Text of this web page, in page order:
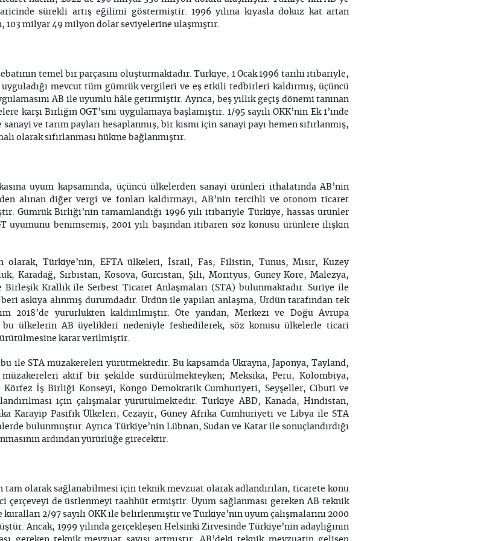
sürekli artış eğilimi göstermiştir. 1996 yılına kıyasla dokuz kat artan
103 milyar 49 milyon dolar seviyelerine ulaşmıştır.
temel bir parçasını oluşturmaktadır. Türkiye, 1 Ocak 1996 tarihi itibariyle,
mevcut tüm gümrük vergileri ve eş etkili tedbirleri kaldırmış, üçüncü
AB ile uyumlu hâle getirmiştir. Ayrıca, beş yıllık geçiş dönemi tanınan
karşı Birliğin OGT’sini uygulamaya başlamıştır. 1/95 sayılı OKK’nin Ek 1’inde
ve tarım payları hesaplanmış, bir kısmı için sanayi payı hemen sıfırlanmış,
olarak sıfırlanması hükme bağlanmıştır.
uyum kapsamında, üçüncü ülkelerden sanayi ürünleri ithalatında AB’nin
alınan diğer vergi ve fonları kaldırmayı, AB’nin tercihli ve otonom ticaret
Gümrük Birliği’nin tamamlandığı 1996 yılı itibariyle Türkiye, hassas ürünler
uyumunu benimsemiş, 2001 yılı başından itibaren söz konusu ürünlere ilişkin
olarak, Türkiye’nin, EFTA ülkeleri, İsrail, Fas, Filistin, Tunus, Mısır, Kuzey
Karadağ, Sırbistan, Kosova, Gürcistan, Şili, Morityus, Güney Kore, Malezya,
Birleşik Krallık ile Serbest Ticaret Anlaşmaları (STA) bulunmaktadır. Suriye ile
beri askıya alınmış durumdadır. Ürdün ile yapılan anlaşma, Ürdün tarafından tek
2018’de yürürlükten kaldırılmıştır. Öte yandan, Merkezi ve Doğu Avrupa
bu ülkelerin AB üyelikleri nedeniyle feshedilerek, söz konusu ülkelerle ticari
karar verilmiştir.
ile STA müzakereleri yürütmektedir. Bu kapsamda Ukrayna, Japonya, Tayland,
aktif bir şekilde sürdürülmekteyken; Meksika, Peru, Kolombiya,
Körfez İş Birliği Konseyi, Kongo Demokratik Cumhuriyeti, Seyşeller, Cibuti ve
için çalışmalar yürütülmektedir. Türkiye ABD, Kanada, Hindistan,
Karayip Pasifik Ülkeleri, Cezayir, Güney Afrika Cumhuriyeti ve Libya ile STA
bulunmuştur. Ayrıca Türkiye’nin Lübnan, Sudan ve Katar ile sonuçlandırdığı
ardından yürürlüğe girecektir.
tam olarak sağlanabilmesi için teknik mevzuat olarak adlandırılan, ticarete konu
de üstlenmeyi taahhüt etmiştir. Uyum sağlanması gereken AB teknik
2/97 sayılı OKK ile belirlenmiştir ve Türkiye’nin uyum çalışmalarını 2000
Ancak, 1999 yılında gerçekleşen Helsinki Zirvesinde Türkiye’nin adaylığının